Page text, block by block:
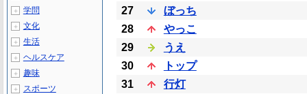
27
ぼっち
28
やっこ
29
うえ
30
トップ
31
行灯
＋ 学問
＋ 文化
＋ 生活
＋ ヘルスケア
＋ 趣味
＋ スポーツ